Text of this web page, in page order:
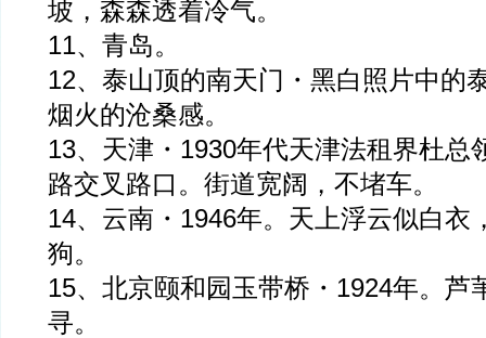
坡，森森透着冷气。
11、青岛。
12、泰山顶的南天门・黑白照片中的
烟火的沧桑感。
13、天津・1930年代天津法租界杜总
路交叉路口。街道宽阔，不堵车。
14、云南・1946年。天上浮云似白衣
狗。
15、北京颐和园玉带桥・1924年。芦
寻。